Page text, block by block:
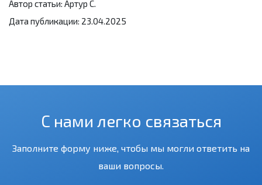
Автор статьи: Артур С.
Дата публикации: 23.04.2025
С нами легко связаться
Заполните форму ниже, чтобы мы могли ответить на
ваши вопросы.